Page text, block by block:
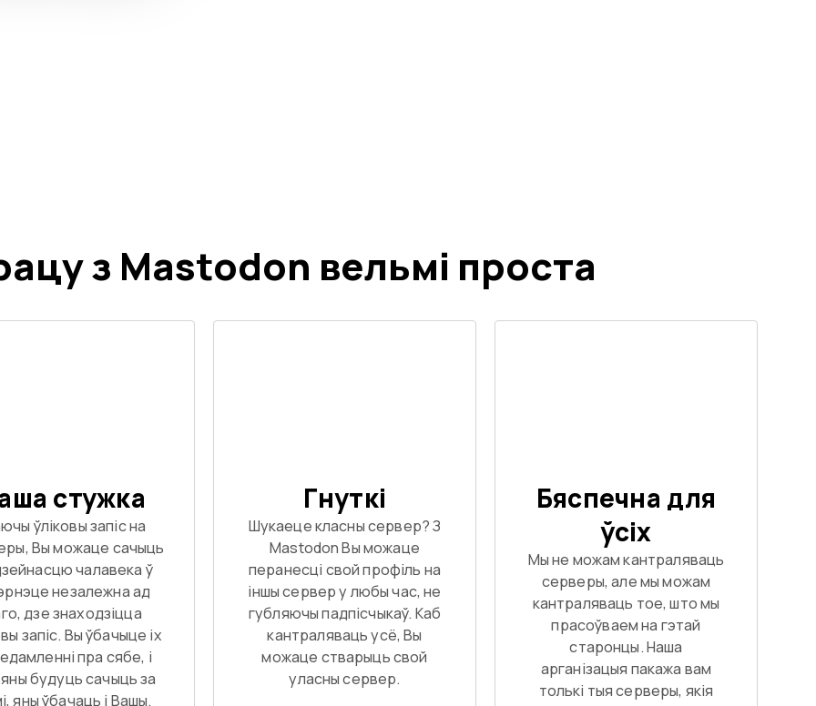
з Mastodon вельмі проста
стужка
ўліковы запіс на
Вы можаце сачыць
чалавека ў
незалежна ад
дзе знаходзіцца
запіс. Вы ўбачыце іх
пра сябе, і
яны будуць сачыць за
яны ўбачаць і Вашы.
Гнуткі
Шукаеце класны сервер? З
Mastodon Вы можаце
перанесці свой профіль на
іншы сервер у любы час, не
губляючы падпісчыкаў. Каб
кантраляваць усё, Вы
можаце стварыць свой
уласны сервер.
Бяспечна для
ўсіх
Мы не можам кантраляваць
серверы, але мы можам
кантраляваць тое, што мы
прасоўваем на гэтай
старонцы. Наша
арганізацыя пакажа вам
толькі тыя серверы, якія